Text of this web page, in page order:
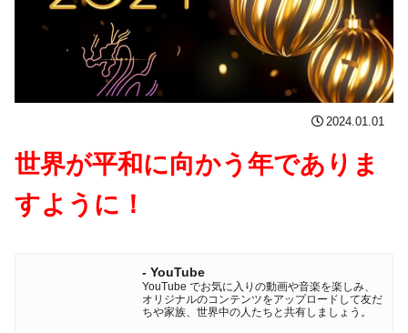
2024.01.01
世界が平和に向かう年でありま
すように！
- YouTube
YouTube でお気に入りの動画や音楽を楽しみ、
オリジナルのコンテンツをアップロードして友だ
ちや家族、世界中の人たちと共有しましょう。